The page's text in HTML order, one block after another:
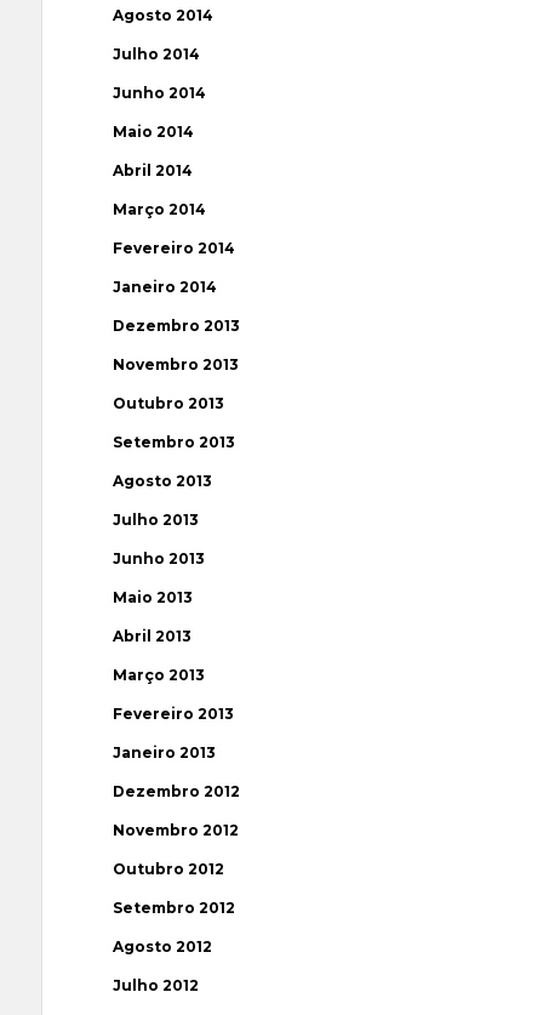
Agosto 2014
Julho 2014
Junho 2014
Maio 2014
Abril 2014
Março 2014
Fevereiro 2014
Janeiro 2014
Dezembro 2013
Novembro 2013
Outubro 2013
Setembro 2013
Agosto 2013
Julho 2013
Junho 2013
Maio 2013
Abril 2013
Março 2013
Fevereiro 2013
Janeiro 2013
Dezembro 2012
Novembro 2012
Outubro 2012
Setembro 2012
Agosto 2012
Julho 2012